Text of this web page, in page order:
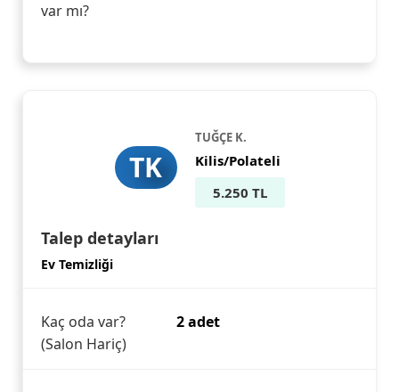
var mı?
TK
TUĞÇE K.
Kilis/Polateli
5.250 TL
Talep detayları
Ev Temizliği
Kaç oda var?
(Salon Hariç)
2 adet